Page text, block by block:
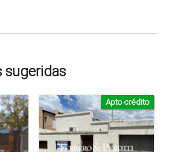
sugeridas
Apto crédito